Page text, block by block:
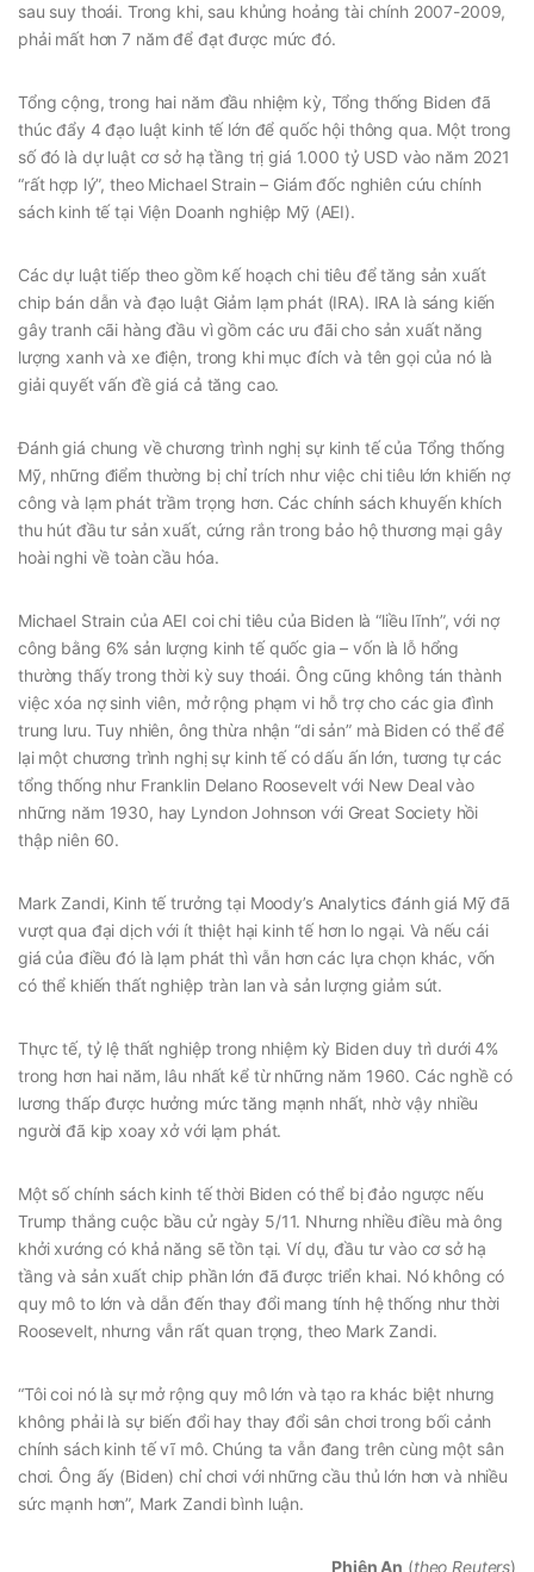
sau suy thoái. Trong khi, sau khủng hoảng tài chính 2007-2009,
phải mất hơn 7 năm để đạt được mức đó.
Tổng cộng, trong hai năm đầu nhiệm kỳ, Tổng thống Biden đã
thúc đẩy 4 đạo luật kinh tế lớn để quốc hội thông qua. Một trong
số đó là dự luật cơ sở hạ tầng trị giá 1.000 tỷ USD vào năm 2021
“rất hợp lý”, theo Michael Strain – Giám đốc nghiên cứu chính
sách kinh tế tại Viện Doanh nghiệp Mỹ (AEI).
Các dự luật tiếp theo gồm kế hoạch chi tiêu để tăng sản xuất
chip bán dẫn và đạo luật Giảm lạm phát (IRA). IRA là sáng kiến
gây tranh cãi hàng đầu vì gồm các ưu đãi cho sản xuất năng
lượng xanh và xe điện, trong khi mục đích và tên gọi của nó là
giải quyết vấn đề giá cả tăng cao.
Đánh giá chung về chương trình nghị sự kinh tế của Tổng thống
Mỹ, những điểm thường bị chỉ trích như việc chi tiêu lớn khiến nợ
công và lạm phát trầm trọng hơn. Các chính sách khuyến khích
thu hút đầu tư sản xuất, cứng rắn trong bảo hộ thương mại gây
hoài nghi về toàn cầu hóa.
Michael Strain của AEI coi chi tiêu của Biden là “liều lĩnh”, với nợ
công bằng 6% sản lượng kinh tế quốc gia – vốn là lỗ hổng
thường thấy trong thời kỳ suy thoái. Ông cũng không tán thành
việc xóa nợ sinh viên, mở rộng phạm vi hỗ trợ cho các gia đình
trung lưu. Tuy nhiên, ông thừa nhận “di sản” mà Biden có thể để
lại một chương trình nghị sự kinh tế có dấu ấn lớn, tương tự các
tổng thống như Franklin Delano Roosevelt với New Deal vào
những năm 1930, hay Lyndon Johnson với Great Society hồi
thập niên 60.
Mark Zandi, Kinh tế trưởng tại Moody’s Analytics đánh giá Mỹ đã
vượt qua đại dịch với ít thiệt hại kinh tế hơn lo ngại. Và nếu cái
giá của điều đó là lạm phát thì vẫn hơn các lựa chọn khác, vốn
có thể khiến thất nghiệp tràn lan và sản lượng giảm sút.
Thực tế, tỷ lệ thất nghiệp trong nhiệm kỳ Biden duy trì dưới 4%
trong hơn hai năm, lâu nhất kể từ những năm 1960. Các nghề có
lương thấp được hưởng mức tăng mạnh nhất, nhờ vậy nhiều
người đã kịp xoay xở với lạm phát.
Một số chính sách kinh tế thời Biden có thể bị đảo ngược nếu
Trump thắng cuộc bầu cử ngày 5/11. Nhưng nhiều điều mà ông
khởi xướng có khả năng sẽ tồn tại. Ví dụ, đầu tư vào cơ sở hạ
tầng và sản xuất chip phần lớn đã được triển khai. Nó không có
quy mô to lớn và dẫn đến thay đổi mang tính hệ thống như thời
Roosevelt, nhưng vẫn rất quan trọng, theo Mark Zandi.
“Tôi coi nó là sự mở rộng quy mô lớn và tạo ra khác biệt nhưng
không phải là sự biến đổi hay thay đổi sân chơi trong bối cảnh
chính sách kinh tế vĩ mô. Chúng ta vẫn đang trên cùng một sân
chơi. Ông ấy (Biden) chỉ chơi với những cầu thủ lớn hơn và nhiều
sức mạnh hơn”, Mark Zandi bình luận.
Phiên An (theo Reuters)